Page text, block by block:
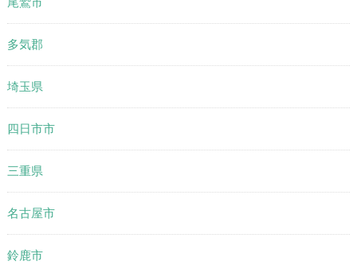
多気郡
埼玉県
四日市市
三重県
名古屋市
鈴鹿市